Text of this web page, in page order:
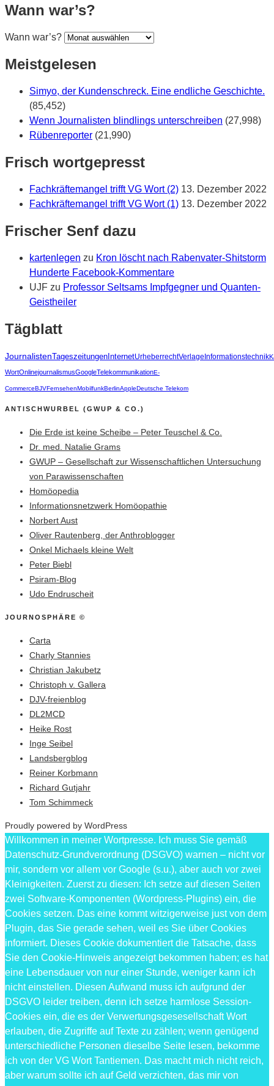
Wann war’s?
Wann war’s?
Meistgelesen
Simyo, der Kundenschreck. Eine endliche Geschichte.
(85,452)
Wenn Journalisten blindlings unterschreiben (27,998)
Rübenreporter (21,990)
Frisch wortgepresst
Fachkräftemangel trifft VG Wort (2) 13. Dezember 2022
Fachkräftemangel trifft VG Wort (1) 13. Dezember 2022
Frischer Senf dazu
kartenlegen zu Kron löscht nach Rabenvater-Shitstorm
Hunderte Facebook-Kommentare
UJF zu Professor Seltsams Impfgegner und Quanten-
Geistheiler
Tägblatt
JournalistenTageszeitungen InternetUrheberrechtVerlageInformationstechnik
WortOnlinejournalismusGoogleTelekommunikationE-
CommerceBJVFernsehenMobilfunkBerlinAppleDeutsche Telekom
ANTISCHWURBEL (GWUP & CO.)
Die Erde ist keine Scheibe – Peter Teuschel & Co.
Dr. med. Natalie Grams
GWUP – Gesellschaft zur Wissenschaftlichen Untersuchung
von Parawissenschaften
Homöopedia
Informationsnetzwerk Homöopathie
Norbert Aust
Oliver Rautenberg, der Anthroblogger
Onkel Michaels kleine Welt
Peter Biebl
Psiram-Blog
Udo Endruscheit
JOURNOSPHÄRE ©
Carta
Charly Stannies
Christian Jakubetz
Christoph v. Gallera
DJV-freienblog
DL2MCD
Heike Rost
Inge Seibel
Landsbergblog
Reiner Korbmann
Richard Gutjahr
Tom Schimmeck
Proudly powered by WordPress
Willkommen in meiner Wortpresse. Ich muss Sie gemäß
Datenschutz-Grundverordnung (DSGVO) warnen – nicht vor
mir, sondern vor allem vor Google (s.u.), aber auch vor zwei
Kleinigkeiten. Zuerst zu diesen: Ich setze auf diesen Seiten
zwei Software-Komponenten (Wordpress-Plugins) ein, die
Cookies setzen. Das eine kommt witzigerweise just von dem
Plugin, das Sie gerade sehen, weil es Sie über Cookies
informiert. Dieses Cookie dokumentiert die Tatsache, dass
Sie den Cookie-Hinweis angezeigt bekommen haben; es hat
eine Lebensdauer von nur einer Stunde, weniger kann ich
nicht einstellen. Diesen Aufwand muss ich aufgrund der
DSGVO leider treiben, denn ich setze harmlose Session-
Cookies ein, die es der Verwertungsgesesellschaft Wort
erlauben, die Zugriffe auf Texte zu zählen; wenn genügend
unterschiedliche Personen dieselbe Seite lesen, bekomme
ich von der VG Wort Tantiemen. Das macht mich nicht reich,
aber warum sollte ich auf Geld verzichten, das mir von